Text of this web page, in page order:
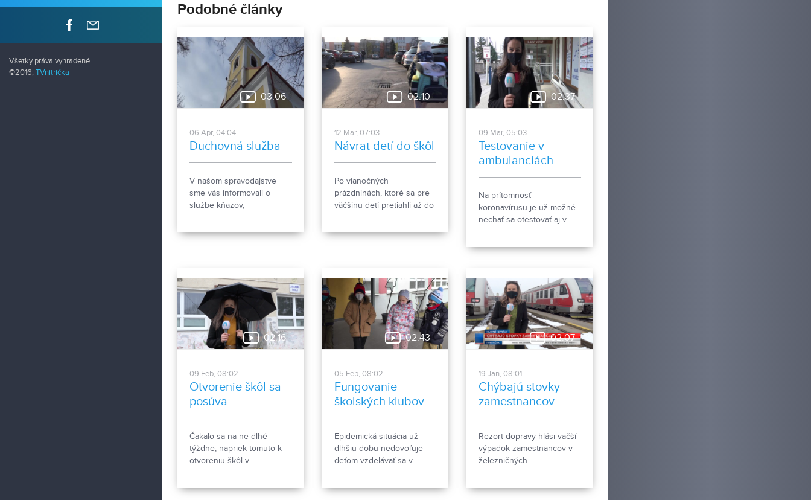
Všetky práva vyhradené
©2016, TVnitrička
Podobné články
03:06
06.Apr, 04:04
Duchovná služba
V našom spravodajstve
sme vás informovali o
službe kňazov,
je ľahká.
02:10
12.Mar, 07:03
Návrat detí do škôl
Po vianočných
prázdninách, ktoré sa pre
väčšinu detí pretiahli až do
02:37
09.Mar, 05:03
Testovanie v
ambulanciách
Na prítomnosť
koronavírusu je už možné
nechať sa otestovať aj v
reportáž.
02:16
09.Feb, 08:02
Otvorenie škôl sa
posúva
Čakalo sa na ne dlhé
týždne, napriek tomuto k
otvoreniu škôl v
02:43
05.Feb, 08:02
Fungovanie
školských klubov
Epidemická situácia už
dlhšiu dobu nedovoľuje
deťom vzdelávať sa v
02:07
19.Jan, 08:01
Chýbajú stovky
zamestnancov
Rezort dopravy hlási väčší
výpadok zamestnancov v
železničných